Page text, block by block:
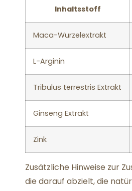
Inhaltsstoff
Maca-Wurzelextrakt
L-Arginin
Tribulus terrestris Extrakt
Ginseng Extrakt
Zink
Zusätzliche Hinweise zur
die darauf abzielt, die